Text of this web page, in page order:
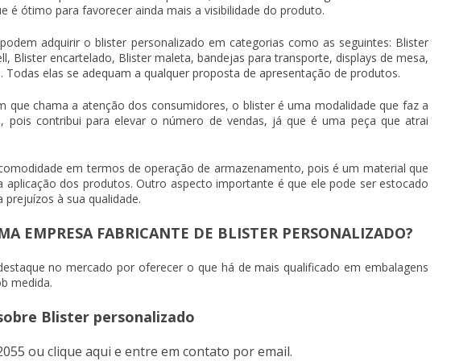
é ótimo para favorecer ainda mais a visibilidade do produto.
adquirir oblister personalizado em categorias como as seguintes: Blister
Blister encartelado, Blister maleta, bandejas para transporte, displays de mesa,
Todas elas se adequam a qualquer proposta de apresentação de produtos.
que chama a atenção dos consumidores, o blister é uma modalidade que faz a
pois contribui para elevar o número de vendas, já que é uma peça que atrai
em termos de operação de armazenamento, pois é um material que
aplicação dos produtos. Outro aspecto importante é que ele pode ser estocado
à sua qualidade.
EMPRESA FABRICANTE DE BLISTER PERSONALIZADO?
no mercado por oferecer o que há de mais qualificado em embalagens
medida.
Blister personalizado
ou clique aqui e entre em contato por email.